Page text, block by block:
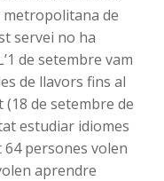
metropolitana de
servei no ha
de setembre vam
de llavors fins al
(18 de setembre de
estudiar idiomes
persones volen
aprendre